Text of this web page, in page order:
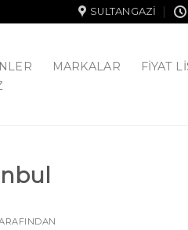
SULTANGAZI
MARKALAR FIYAT